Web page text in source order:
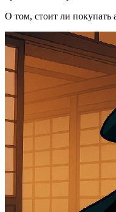
О том, стоит ли покупать